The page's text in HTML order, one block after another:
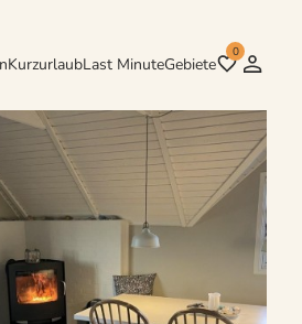
KurzurlaubLast MinuteGebiete
0